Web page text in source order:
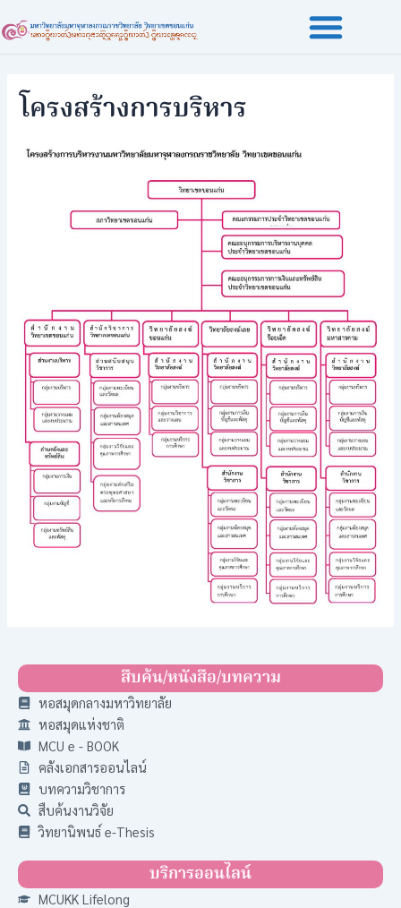
to
content
โครงสร้างการบริหาร
สืบค้น/หนังสือ/บทความ
หอสมุดกลางมหาวิทยาลัย
หอสมุดแห่งชาติ
MCU e - BOOK
คลังเอกสารออนไลน์
บทความวิชาการ
สืบค้นงานวิจัย
วิทยานิพนธ์ e-Thesis
บริการออนไลน์
MCUKK Lifelong